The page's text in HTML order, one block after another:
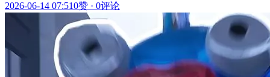
2026-06-14 07:510赞 · 0评论